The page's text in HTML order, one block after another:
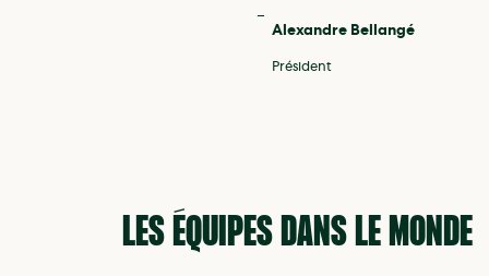
Alexandre Bellangé
Président
LES ÉQUIPES DANS LE MONDE